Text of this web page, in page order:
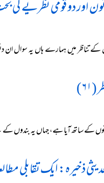
اور دو قومی نظریے کی
میں ہمارے ہاں یہ سوال ان دنوں
کے ساتھ آیا ہے، جہاں یہ بندوں کے
ذخیرہ: ایک تقابلی